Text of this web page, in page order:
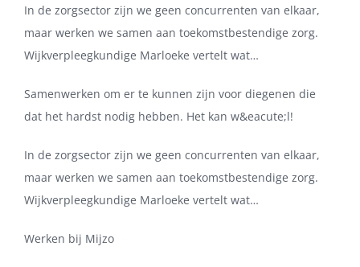
In de zorgsector zijn we geen concurrenten van elkaar,
maar werken we samen aan toekomstbestendige zorg.
Wijkverpleegkundige Marloeke vertelt wat…
Samenwerken om er te kunnen zijn voor diegenen die
dat het hardst nodig hebben. Het kan w&eacute;l!
In de zorgsector zijn we geen concurrenten van elkaar,
maar werken we samen aan toekomstbestendige zorg.
Wijkverpleegkundige Marloeke vertelt wat…
Werken bij Mijzo